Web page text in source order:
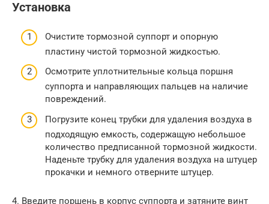
Установка
Очистите тормозной суппорт и опорную
пластину чистой тормозной жидкостью.
Осмотрите уплотнительные кольца поршня
суппорта и направляющих пальцев на наличие
повреждений.
Погрузите конец трубки для удаления воздуха в
подходящую емкость, содержащую небольшое
количество предписанной тормозной жидкости.
Наденьте трубку для удаления воздуха на штуцер
прокачки и немного отверните штуцер.
4. Введите поршень в корпус суппорта и затяните винт